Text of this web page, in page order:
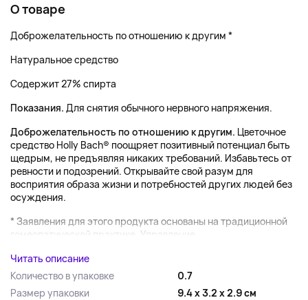
О товаре
Доброжелательность по отношению к другим *
Натуральное средство
Содержит 27% спирта
Показания. Для снятия обычного нервного напряжения.
Доброжелательность по отношению к другим. Цветочное
средство Holly Bach® поощряет позитивный потенциал быть
щедрым, не предъявляя никаких требований. Избавьтесь от
ревности и подозрений. Открывайте свой разум для
восприятия образа жизни и потребностей других людей без
осуждения.
* Заявления для этого продукта основаны на традиционной
гомеопатической практике. Управление...
Читать описание
Количество в упаковке
0.7
Размер упаковки
9.4 x 3.2 x 2.9 см